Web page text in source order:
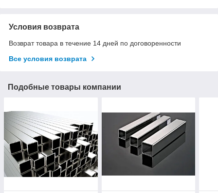
Условия возврата
Возврат товара в течение 14 дней по договоренности
Все условия возврата
Подобные товары компании